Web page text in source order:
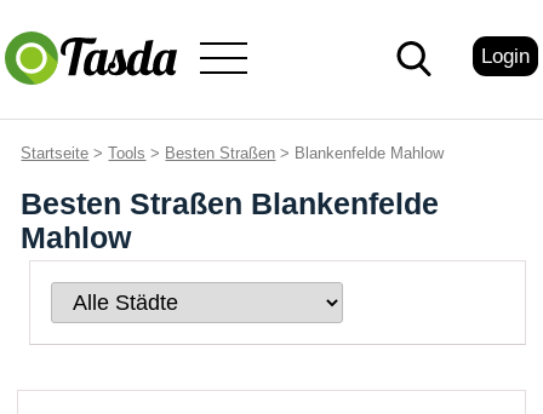
Login
Startseite >Tools > Besten Straßen > Blankenfelde Mahlow
Besten Straßen Blankenfelde
Mahlow